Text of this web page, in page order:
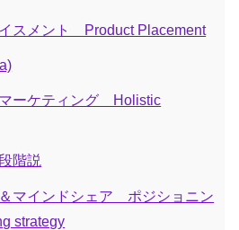
スメント Product Placement
ーケティング Holistic
階説
マインドシェア ポジショニン
strategy